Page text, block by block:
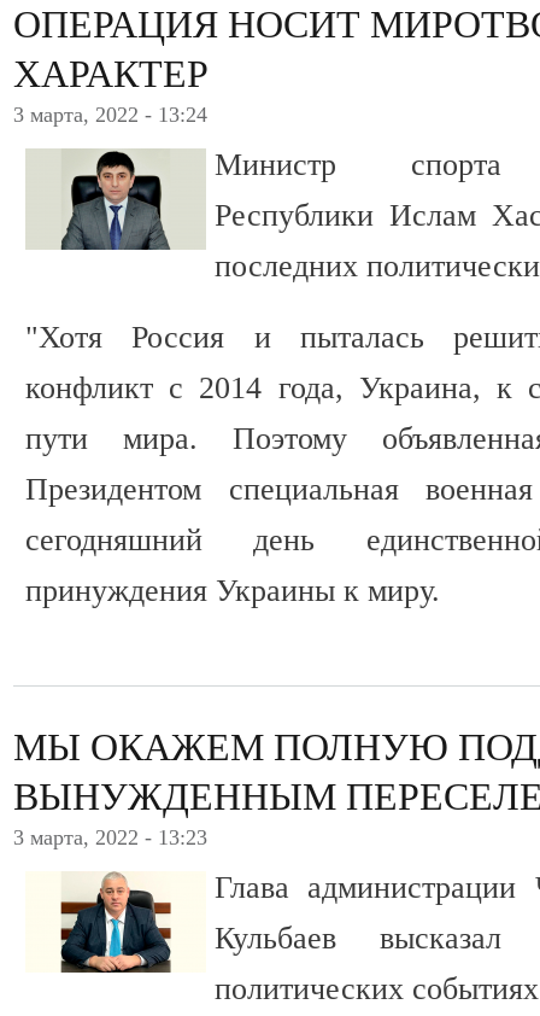
ОПЕРАЦИЯ НОСИТ
ХАРАКТЕР
3 марта, 2022 - 13:24
Министр спорта
Республики Ислам
последних
"Хотя Россия и пыталась
конфликт с 2014 года, Украина,
пути мира. Поэтому
Президентом специальная
сегодняшний день
принуждения Украины к миру.
МЫ ОКАЖЕМ ПОЛНУЮ
ВЫНУЖДЕННЫМ
3 марта, 2022 - 13:23
Глава администрации
Кульбаев
политических